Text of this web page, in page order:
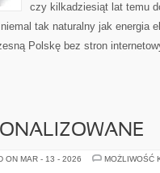
czy kilkadziesiąt lat temu
tak naturalny jak energia
Polskę bez stron
ON MAR - 13 - 2026
MOŻLIWOŚĆ